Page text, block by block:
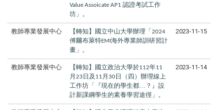
Value Assoicate AP1 認證考試工作
坊」。
教師專業發展中心 【轉知】國立中山大學辦理「 2024
傅爾布萊特EMI海外專業師訓研習計
畫」。
2023-11-15
教師專業發展中心 【轉知】國立政治大學於112年11
月 23 日及 11 月 30 日（四）辦理線上
工作坊「『現在的學生都…？』設
計新課綱學生的素養學習途徑」。
2023-11-14